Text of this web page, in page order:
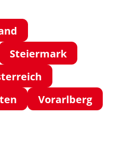
Steiermark
Vorarlberg